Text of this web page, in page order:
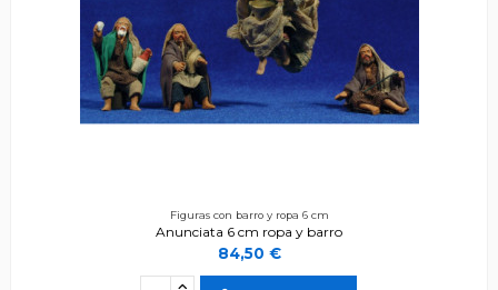
Figuras con barro y ropa 6 cm
Anunciata 6 cm ropa y barro
84,50 €